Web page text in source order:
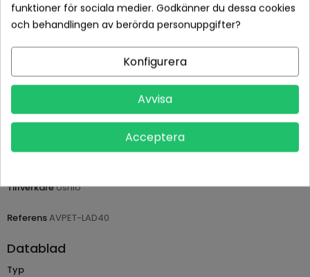
Betala tryggt med Klarna checkout
Leveranstid normalt 1-2 dagar med spårbar frakt
Returvillkor 14 dagars öppet köp (se köpvillkor)
PRODUKTDETALJER
TillverkareUshio
ReferensAVPET-LAD40
Datablad
Typ
funktioner för sociala medier. Godkänner du dessa cookies
och behandlingen av berörda personuppgifter?
Konfigurera
Avvisa
Acceptera